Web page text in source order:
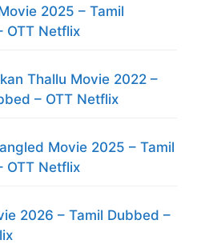
2025 – Tamil
OTT Netflix
Thallu Movie 2022 –
– OTT Netflix
Movie 2025 – Tamil
OTT Netflix
2026 – Tamil Dubbed –